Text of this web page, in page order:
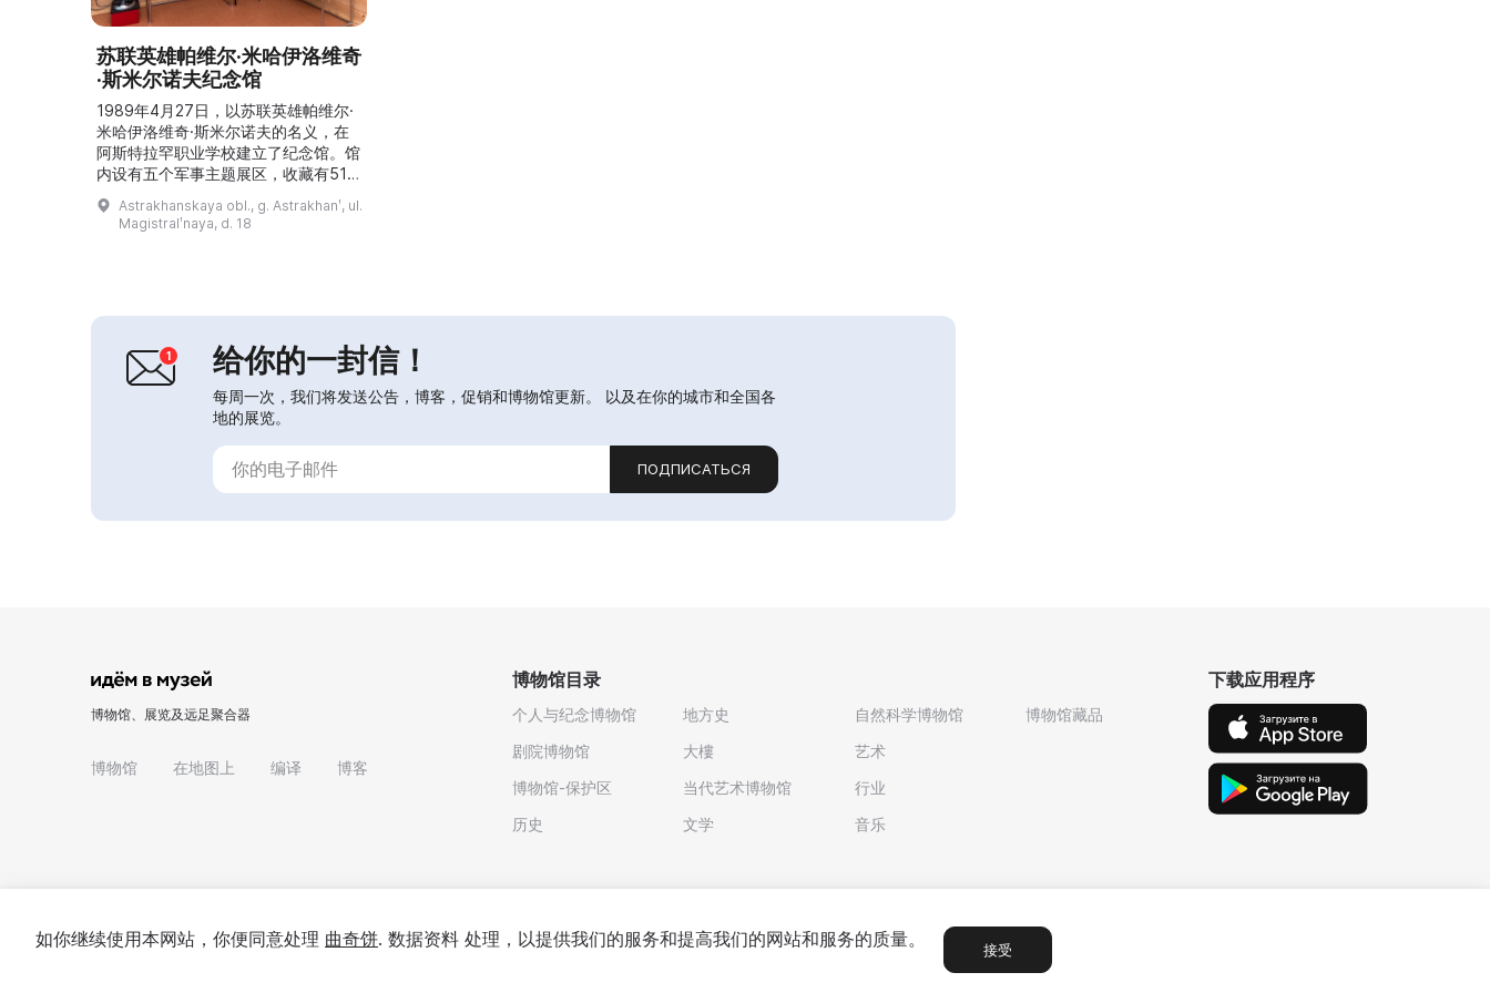
苏联英雄帕维尔·米哈伊洛维奇
·斯米尔诺夫纪念馆
1989年4月27日，以苏联英雄帕维尔·
米哈伊洛维奇·斯米尔诺夫的名义，在
阿斯特拉罕职业学校建立了纪念馆。馆
内设有五个军事主题展区，收藏有510
件馆藏品：印刷资料、信件、照片、图
画、武器和卫国战争时期的物品，以及
来自斯米尔诺夫牺牲地点的土壤。博物
波夫市举办的博物馆协会比赛中获得了
Astrakhanskaya obl., g. Astrakhanʹ, ul.
Magistralʹnaya, d. 18
给你的一封信！
每周一次，我们将发送公告，博客，促销和博物馆更新。 以及在你的城市和全国各
地的展览。
ПОДПИСАТЬСЯ
博物馆、展览及远足聚合器
博物馆 在地图上 编译 博客
博物馆目录
个人与纪念博物馆
剧院博物馆
博物馆-保护区
历史
地方史
大樓
当代艺术博物馆
文学
自然科学博物馆
艺术
行业
音乐
博物馆藏品
下载应用程序
如你继续使用本网站，你便同意处理 曲奇饼. 数据资料 处理，以提供我们的服务和提高我们的网站和服务的质量。 接受